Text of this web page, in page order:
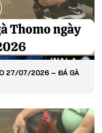
27/07/2026 – ĐÁ GÀ